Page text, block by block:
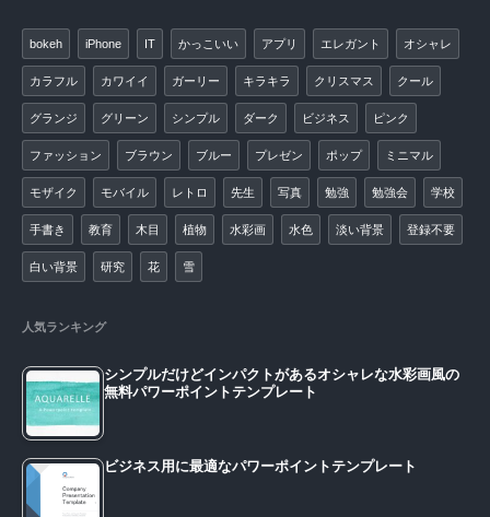
bokeh iPhone IT かっこいい アプリ エレガント オシャレ
カラフル カワイイ ガーリー キラキラ クリスマス クール
グランジ グリーン シンプル ダーク ビジネス ピンク
ファッション ブラウン ブルー プレゼン ポップ ミニマル
モザイク モバイル レトロ 先生 写真 勉強 勉強会 学校
手書き 教育 木目 植物 水彩画 水色 淡い背景 登録不要
白い背景 研究 花 雪
人気ランキング
シンプルだけどインパクトがあるオシャレな水彩画風の
無料パワーポイントテンプレート
ビジネス用に最適なパワーポイントテンプレート